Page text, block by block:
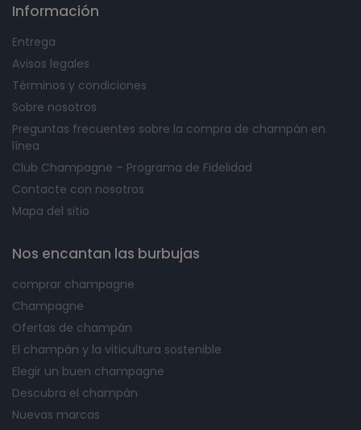
Información
Entrega
Avisos legales
Términos y condiciones
Sobre nosotros
Preguntas frecuentes sobre la compra de champán en
línea
Club Champagne – Programa de Fidelidad
Contacte con nosotros
Mapa del sitio
Nos encantan las burbujas
comprar champagne
Champagne
Ofertas de champán
El champán y la viticultura sostenible
Elegir un buen champagne
Descubra el champán
Nuevas marcas